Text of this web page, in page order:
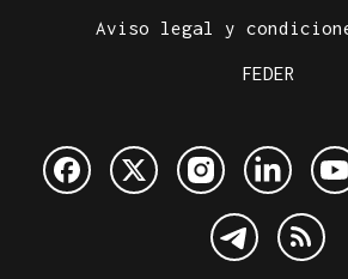
Aviso legal y
FEDER